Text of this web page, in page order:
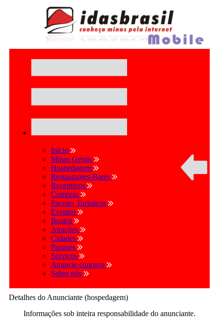
Início
Minas Gerais
Hospedagem
Restaurantes-Bares
Receptivos
Compras
Pacotes Turísticos
Eventos
Boates
Atrações
Cidades
Parques
Serviços
Anuncie conosco
Sobre nós
Detalhes do Anunciante (hospedagem)
Informações sob inteira responsabilidade do anunciante.